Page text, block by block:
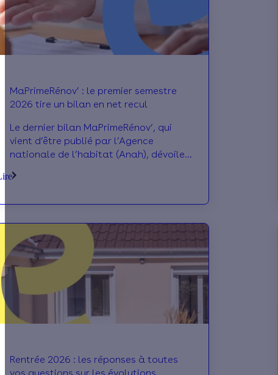
MaPrimeRénov’ : le premier semestre
2026 tire un bilan en net recul
Le dernier bilan MaPrimeRénov’, qui
vient d’être publié par l’Agence
nationale de l’habitat (Anah), dévoile
un ralentissement des demandes
conclusions à tirer de ces nouveaux
chiffres.
Rentrée 2026 : les réponses à toutes